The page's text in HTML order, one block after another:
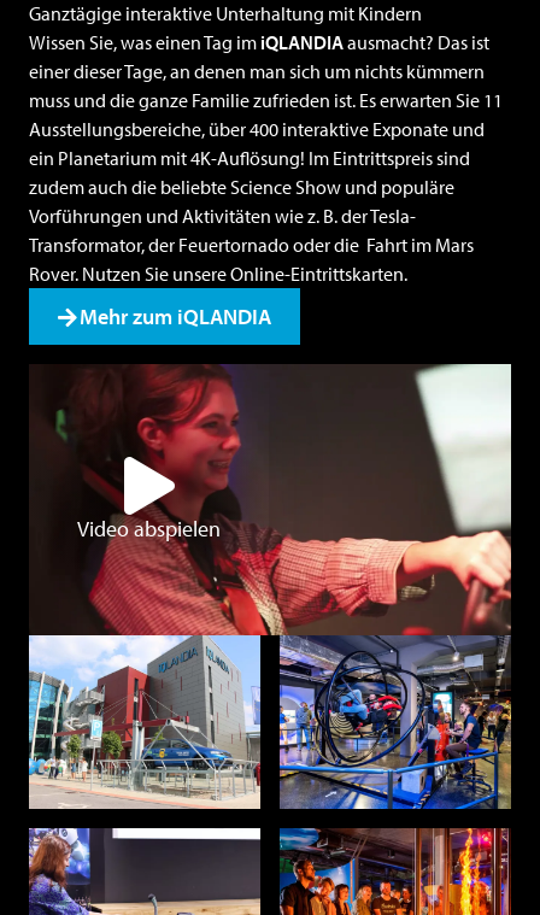
Video abspielen
Ganztägige interaktive Unterhaltung mit Kindern
Wissen Sie, was einen Tag im iQLANDIAausmacht? Das ist
einer dieser Tage, an denen man sich um nichts kümmern
muss und die ganze Familie zufrieden ist. Es erwarten Sie 11
Ausstellungsbereiche, über 400 interaktive Exponate und
ein Planetarium mit 4K-Auflösung! Im Eintrittspreis sind
zudem auch die beliebte Science Show und populäre
Vorführungen und Aktivitäten wie z. B. der Tesla-
Transformator, der Feuertornado oder die Fahrt im Mars
Rover. Nutzen Sie unsereOnline-Eintrittskarten.
Mehr zum iQLANDIA